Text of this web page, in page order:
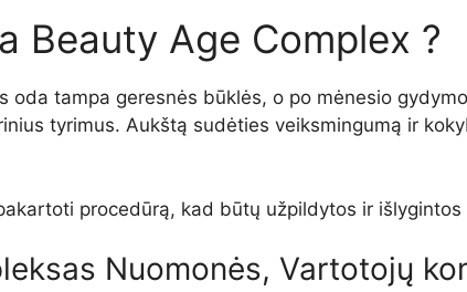
Beauty Age Complex ?
oda tampa geresnės būklės, o po mėnesio
tyrimus. Aukštą sudėties veiksmingumą ir
procedūrą, kad būtų užpildytos ir išlygintos
Nuomonės, Vartotojų